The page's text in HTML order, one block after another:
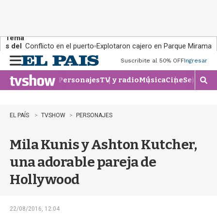
Tema
s del
día:
Conflicto en el puerto Explotaron cajero en Parque Miramar
n
u
Suscribite al 50% OFFIngresar
PersonajesTV y radioMúsicaCineSeries
M
o
EL PAÍS TVSHOW PERSONAJES
Mila Kunis y Ashton Kutcher,
una adorable pareja de
Hollywood
22/08/2016, 12:04